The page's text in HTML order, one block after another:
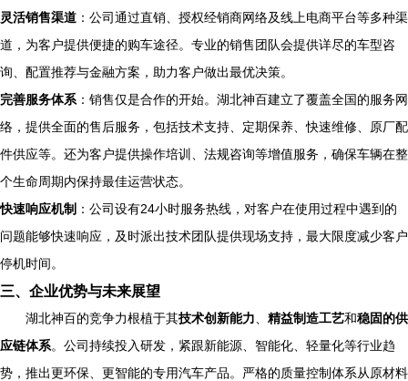
灵活销售渠道 ：公司通过直销、授权经销商网络及线上电商平台等多种渠
道，为客户提供便捷的购车途径。专业的销售团队会提供详尽的车型咨
询、配置推荐与金融方案，助力客户做出最优决策。
完善服务体系 ：销售仅是合作的开始。湖北神百建立了覆盖全国的服务网
络，提供全面的售后服务，包括技术支持、定期保养、快速维修、原厂配
件供应等。还为客户提供操作培训、法规咨询等增值服务，确保车辆在整
个生命周期内保持最佳运营状态。
快速响应机制 ：公司设有24小时服务热线，对客户在使用过程中遇到的
问题能够快速响应，及时派出技术团队提供现场支持，最大限度减少客户
停机时间。
三、企业优势与未来展望
湖北神百的竞争力根植于其技术创新能力 精益制造工艺和稳固的供
应链体系。公司持续投入研发，紧跟新能源、智能化、轻量化等行业趋
势，推出更环保、更智能的专用汽车产品。严格的质量控制体系从原材料